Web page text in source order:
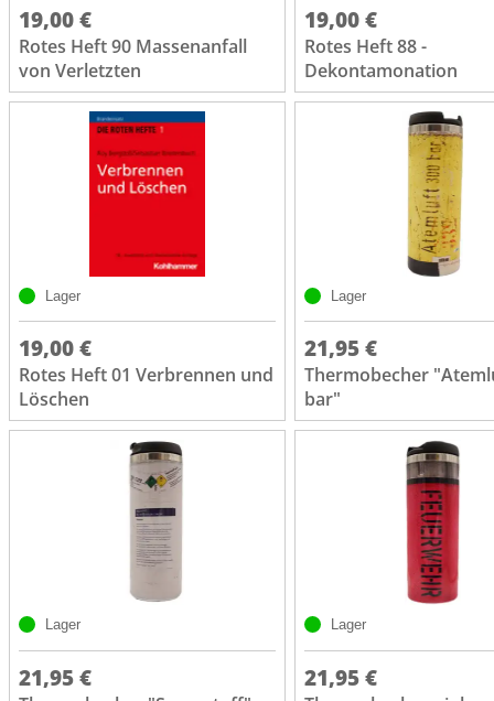
19,00 €
Rotes Heft 90 Massenanfall
von Verletzten
19,00 €
Rotes Heft 88 -
Dekontamonation
Lager
19,00 €
Rotes Heft 01 Verbrennen und
Löschen
Lager
21,95 €
Thermobecher
bar"
Lager
21,95 €
Lager
21,95 €